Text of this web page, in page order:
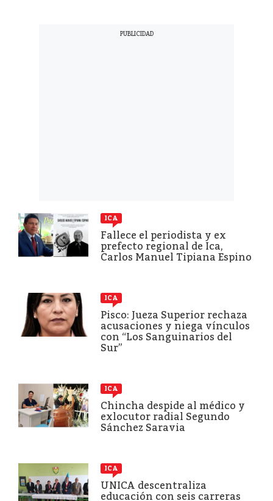
ICA
Fallece el periodista y ex
prefecto regional de Ica,
Carlos Manuel Tipiana Espino
ICA
Pisco: Jueza Superior rechaza
acusaciones y niega vínculos
con “Los Sanguinarios del
Sur”
ICA
Chincha despide al médico y
exlocutor radial Segundo
Sánchez Saravia
ICA
UNICA descentraliza
educación con seis carreras